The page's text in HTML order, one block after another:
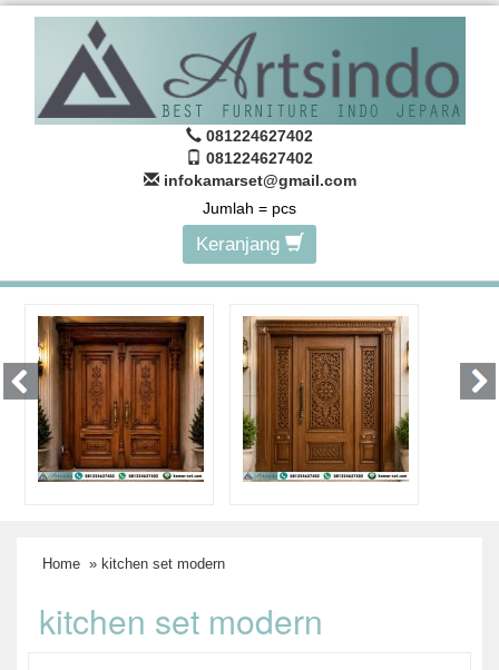
081224627402
081224627402
infokamarset@gmail.com
Jumlah = pcs
Keranjang
Home » kitchen set modern
kitchen set modern